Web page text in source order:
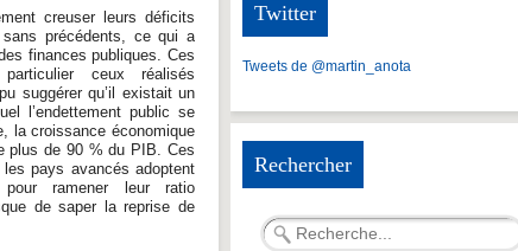
creuser leurs déficits
précédents, ce qui a
finances publiques. Ces
ceux réalisés
suggérer qu’il existait un
l’endettement public se
la croissance économique
plus de 90 % du PIB. Ces
pays avancés adoptent
pour ramener leur ratio
de saper la reprise de
Twitter
Tweets de @martin_anota
Rechercher